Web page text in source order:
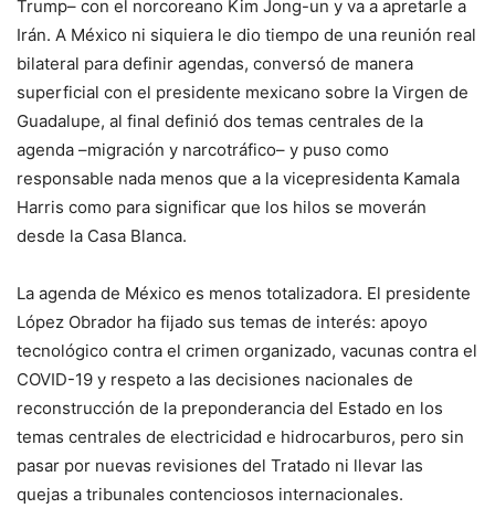
Trump– con el norcoreano Kim Jong-un y va a apretarle a
Irán. A México ni siquiera le dio tiempo de una reunión real
bilateral para definir agendas, conversó de manera
superficial con el presidente mexicano sobre la Virgen de
Guadalupe, al final definió dos temas centrales de la
agenda –migración y narcotráfico– y puso como
responsable nada menos que a la vicepresidenta Kamala
Harris como para significar que los hilos se moverán
desde la Casa Blanca.
La agenda de México es menos totalizadora. El presidente
López Obrador ha fijado sus temas de interés: apoyo
tecnológico contra el crimen organizado, vacunas contra el
COVID-19 y respeto a las decisiones nacionales de
reconstrucción de la preponderancia del Estado en los
temas centrales de electricidad e hidrocarburos, pero sin
pasar por nuevas revisiones del Tratado ni llevar las
quejas a tribunales contenciosos internacionales.